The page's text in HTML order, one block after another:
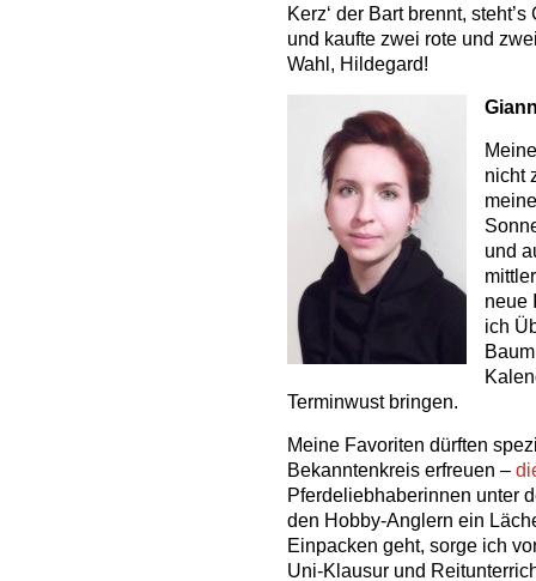
Kerz‘ der Bart brennt,
und kaufte zwei rote und
Wahl, Hildegard!
nicht
und
neue
ich
Terminwust bringen.
Meine Favoriten dürften
Bekanntenkreis erfreuen –
Pferdeliebhaberinnen unter
den Hobby-Anglern ein
Einpacken geht, sorge ich
Uni-Klausur und